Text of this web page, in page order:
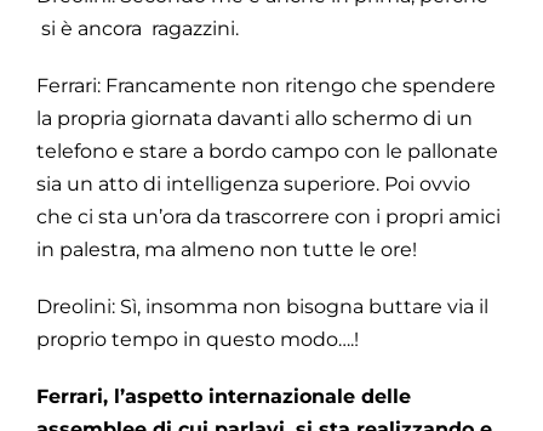
si è ancora ragazzini.
Ferrari: Francamente non ritengo che spendere
la propria giornata davanti allo schermo di un
telefono e stare a bordo campo con le pallonate
sia un atto di intelligenza superiore. Poi ovvio
che ci sta un’ora da trascorrere con i propri amici
in palestra, ma almeno non tutte le ore!
Dreolini: Sì, insomma non bisogna buttare via il
proprio tempo in questo modo….!
Ferrari, l’aspetto internazionale delle